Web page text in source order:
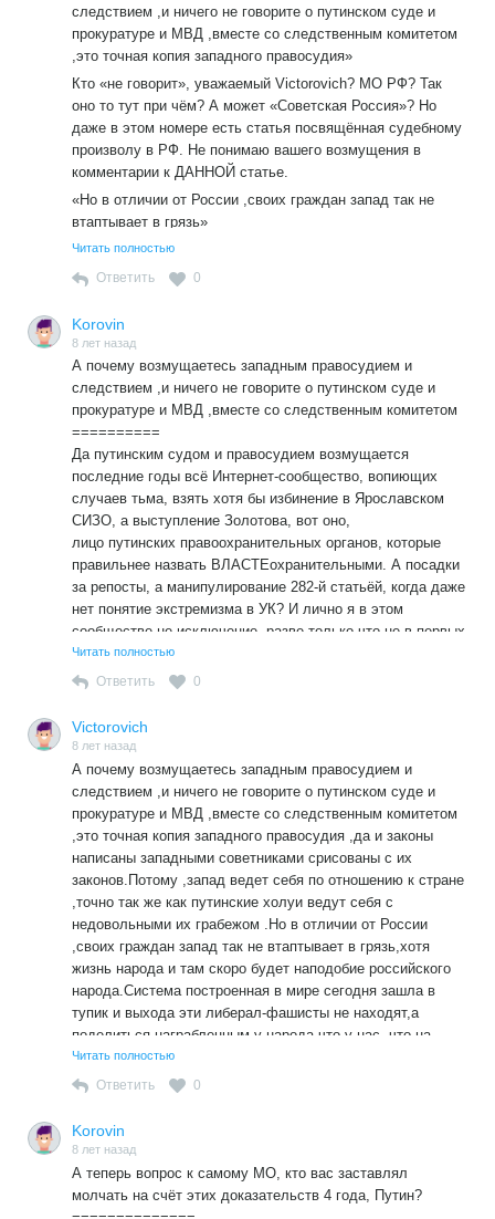
следствием ,и ничего не говорите о путинском суде и
прокуратуре и МВД ,вместе со следственным комитетом
,это точная копия западного правосудия»
Кто «не говорит», уважаемый Victorovich? МО РФ? Так
оно то тут при чём? А может «Советская Россия»? Но
даже в этом номере есть статья посвящённая судебному
произволу в РФ. Не понимаю вашего возмущения в
комментарии к ДАННОЙ статье.
«Но в отличии от России ,своих граждан запад так не
втаптывает в грязь»
И с чего вы так решили, уважаемый Victorovich? Да
недавний «чрезвычайно жестокий» разгон «птенцов
использованием бронеавтомобилей, водомётов,
слезоточивого газа и резиновых пуль применяемых
ЗАПАДОМ против своих граждан смотрится детским
утренником.
А уж если речь идёт о судебной системе, так там все
далеко не так радужно, как вам кажется.
«Во вторник высшая судебная инстанция –
Административный окружной суд – окончательно
запретила избираться в Сейм бывшему депутату
Европарламента, лидеру «Русского союза Латвии»
Татьяне Жданок.
…представитель Центральной избирательной комиссии,
женщина-адвокат не нашла ничего лучше, чем сказать:
Ничего конкретного нет, но все вместе, вся ее
Читать полностью
Ответить 0
Korovin
8 лет назад
А почему возмущаетесь западным правосудием и
следствием ,и ничего не говорите о путинском суде и
прокуратуре и МВД ,вместе со следственным комитетом
==========
Да путинским судом и правосудием возмущается
последние годы всё Интернет-сообщество, вопиющих
случаев тьма, взять хотя бы избинение в Ярославском
СИЗО, а выступление Золотова, вот оно,
лицо путинских правоохранительных органов, которые
правильнее назвать ВЛАСТЕохранительными. А посадки
за репосты, а манипулирование 282-й статьёй, когда даже
нет понятие экстремизма в УК? И лично я в этом
сообществе не исключение, разве только что не в первых
рядах.
Читать полностью
Ответить 0
Victorovich
8 лет назад
А почему возмущаетесь западным правосудием и
следствием ,и ничего не говорите о путинском суде и
прокуратуре и МВД ,вместе со следственным комитетом
,это точная копия западного правосудия ,да и законы
написаны западными советниками срисованы с их
законов.Потому ,запад ведет себя по отношению к стране
,точно так же как путинские холуи ведут себя с
недовольными их грабежом .Но в отличии от России
,своих граждан запад так не втаптывает в грязь,хотя
жизнь народа и там скоро будет наподобие российского
народа.Система построенная в мире сегодня зашла в
тупик и выхода эти либерал-фашисты не находят,а
поделиться награбленным у народа,что у нас ,что на
западе ,не желают.Впереди у народов тяжелые времена.
Читать полностью
Ответить 0
Korovin
8 лет назад
А теперь вопрос к самому МО, кто вас заставлял
молчать на счёт этих доказательств 4 года, Путин?